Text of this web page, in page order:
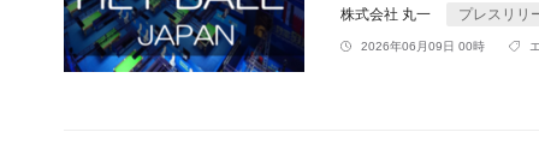
株式会社 丸一 プレスリリ
2026年06月09日 00時